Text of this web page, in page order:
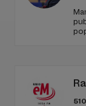
510